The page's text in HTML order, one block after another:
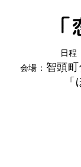
日程
会場： 智頭